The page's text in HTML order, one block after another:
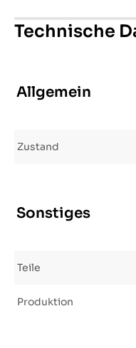
Technische
Allgemein
Zustand
Sonstiges
Teile
Produktion